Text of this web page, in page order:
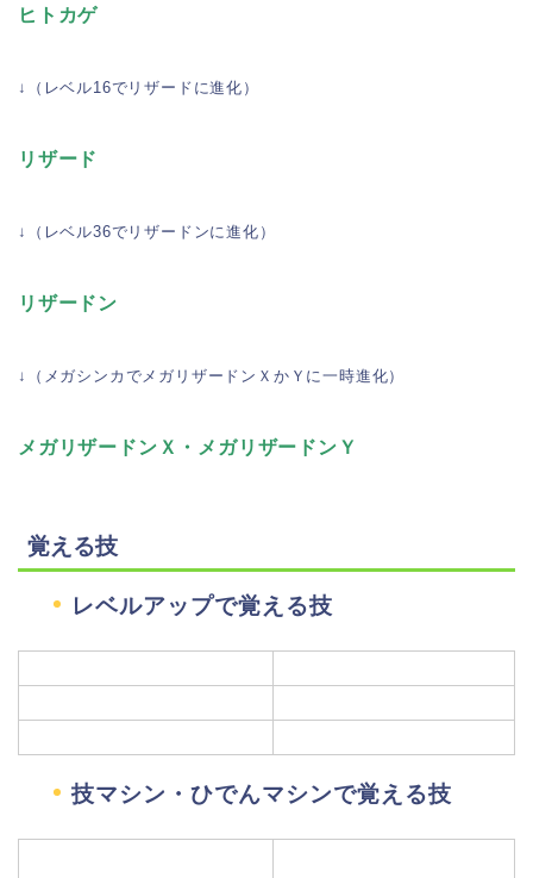
ヒトカゲ
↓（レベル16でリザードに進化）
リザード
↓（レベル36でリザードンに進化）
リザードン
↓（メガシンカでメガリザードンＸかＹに一時進化）
メガリザードンＸ・メガリザードンＹ
覚える技
レベルアップで覚える技
技マシン・ひでんマシンで覚える技